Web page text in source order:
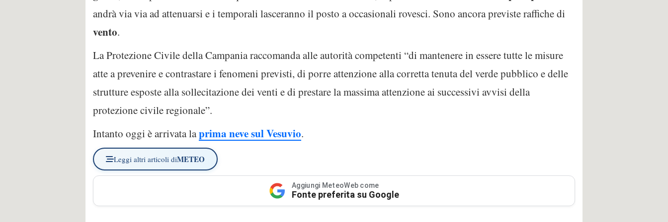
andrà via via ad attenuarsi e i temporali lasceranno il posto a occasionali rovesci. Sono ancora previste raffiche di
vento.
La Protezione Civile della Campania raccomanda alle autorità competenti “di mantenere in essere tutte le misure
atte a prevenire e contrastare i fenomeni previsti, di porre attenzione alla corretta tenuta del verde pubblico e delle
strutture esposte alla sollecitazione dei venti e di prestare la massima attenzione ai successivi avvisi della
protezione civile regionale”.
Intanto oggi è arrivata laprima neve sul Vesuvio.
Leggi altri articoli diMETEO
Aggiungi MeteoWeb come
Fonte preferita su Google